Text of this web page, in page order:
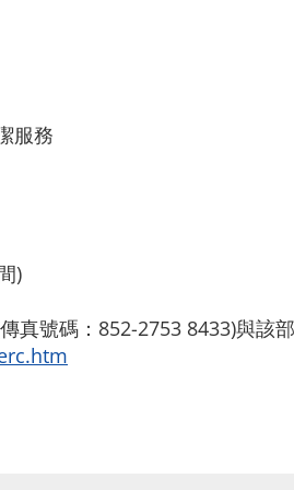
服務
)
真號碼：852-2753 8433)與該